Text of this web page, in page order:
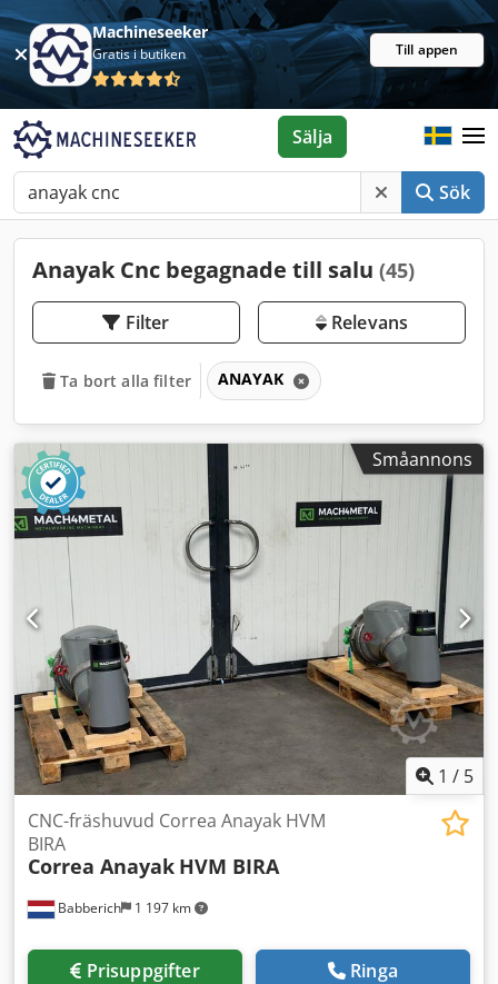
Machineseeker
Gratis i butiken Till appen
Sök
Sälja
Anayak Cnc begagnade till salu (45)
Filter Relevans
Ta bort alla filter ANAYAK
Småannons
1 / 5
Babberich 1 197 km
CNC-fräshuvud Correa Anayak HVM
BIRA
Correa Anayak HVM BIRA
Prisuppgifter Ringa